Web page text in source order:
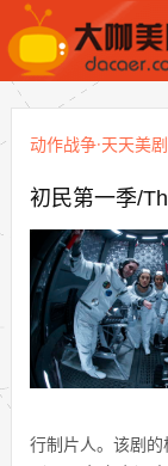
动作战争·天天美剧
初民第一季/
行制片人。该剧